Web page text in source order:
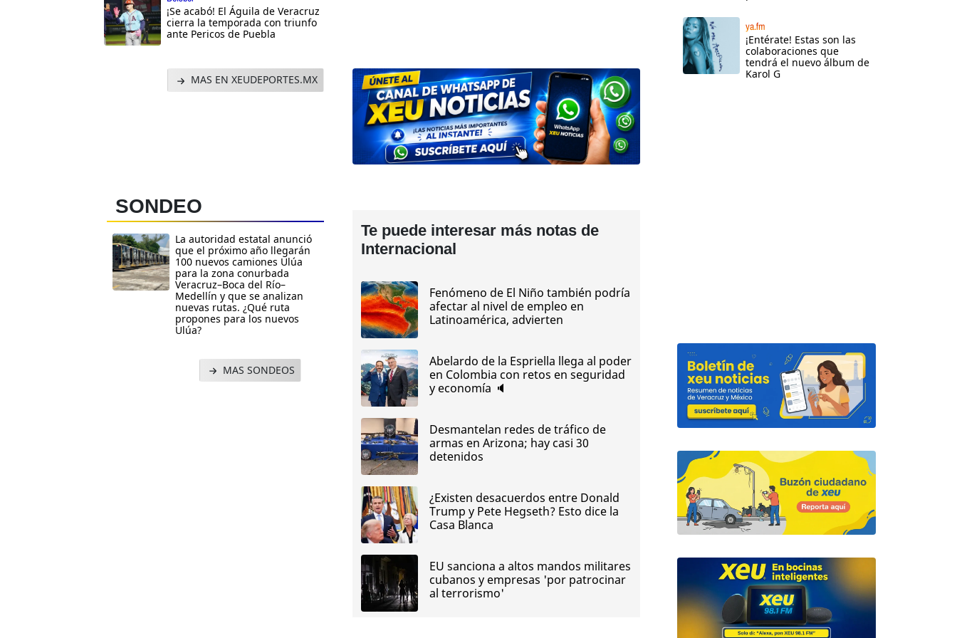
¡Se acabó! El Águila de Veracruz
cierra la temporada con triunfo
ante Pericos de Puebla
MAS EN XEUDEPORTES.MX
SONDEO
La autoridad estatal anunció
que el próximo año llegarán
100 nuevos camiones Ulúa
para la zona conurbada
Veracruz–Boca del Río–
Medellín y que se analizan
nuevas rutas. ¿Qué ruta
propones para los nuevos
Ulúa?
MAS SONDEOS
Te puede interesar más notas de
Internacional
Fenómeno de El Niño también podría
afectar al nivel de empleo en
Latinoamérica, advierten
Abelardo de la Espriella llega al poder
en Colombia con retos en seguridad
y economía 🔈
Desmantelan redes de tráfico de
armas en Arizona; hay casi 30
detenidos
¿Existen desacuerdos entre Donald
Trump y Pete Hegseth? Esto dice la
Casa Blanca
EU sanciona a altos mandos militares
cubanos y empresas 'por patrocinar
al terrorismo'
ya.fm
¡Entérate! Estas son las
colaboraciones que
tendrá el nuevo álbum de
Karol G